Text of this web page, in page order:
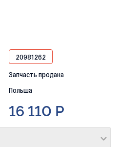
20981262
Запчасть продана
Польша
16 110 Р